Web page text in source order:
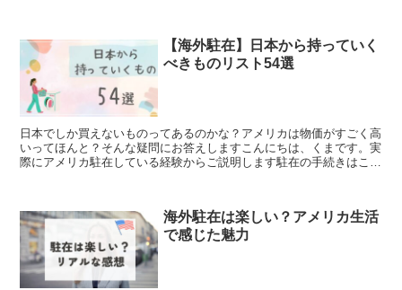
【海外駐在】日本から持っていく
べきものリスト54選
日本でしか買えないものってあるのかな？アメリカは物価がすごく高
いってほんと？そんな疑問にお答えしますこんにちは、くまです。実
際にアメリカ駐在している経験からご説明します駐在の手続きはこち
海外駐在は楽しい？アメリカ生活
で感じた魅力